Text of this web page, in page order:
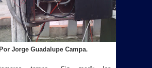
Por Jorge Guadalupe Campa.